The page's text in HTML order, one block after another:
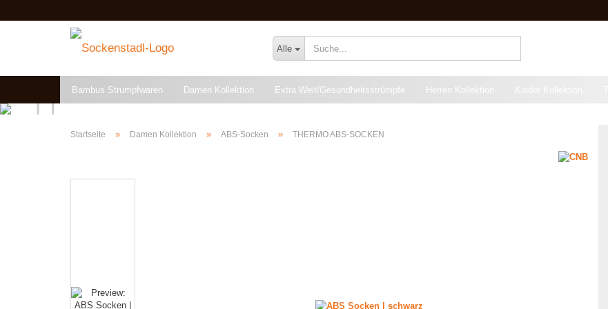
Alle
Bambus Strumpfwaren Damen Kollektion Extra Weit/Gesundheitsstrümpfe Herren Kollektion
Startseite » Damen Kollektion » ABS-Socken » THERMO ABS-SOCKEN